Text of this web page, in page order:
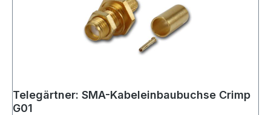
Telegärtner: SMA-Kabeleinbaubuchse Crimp
G01